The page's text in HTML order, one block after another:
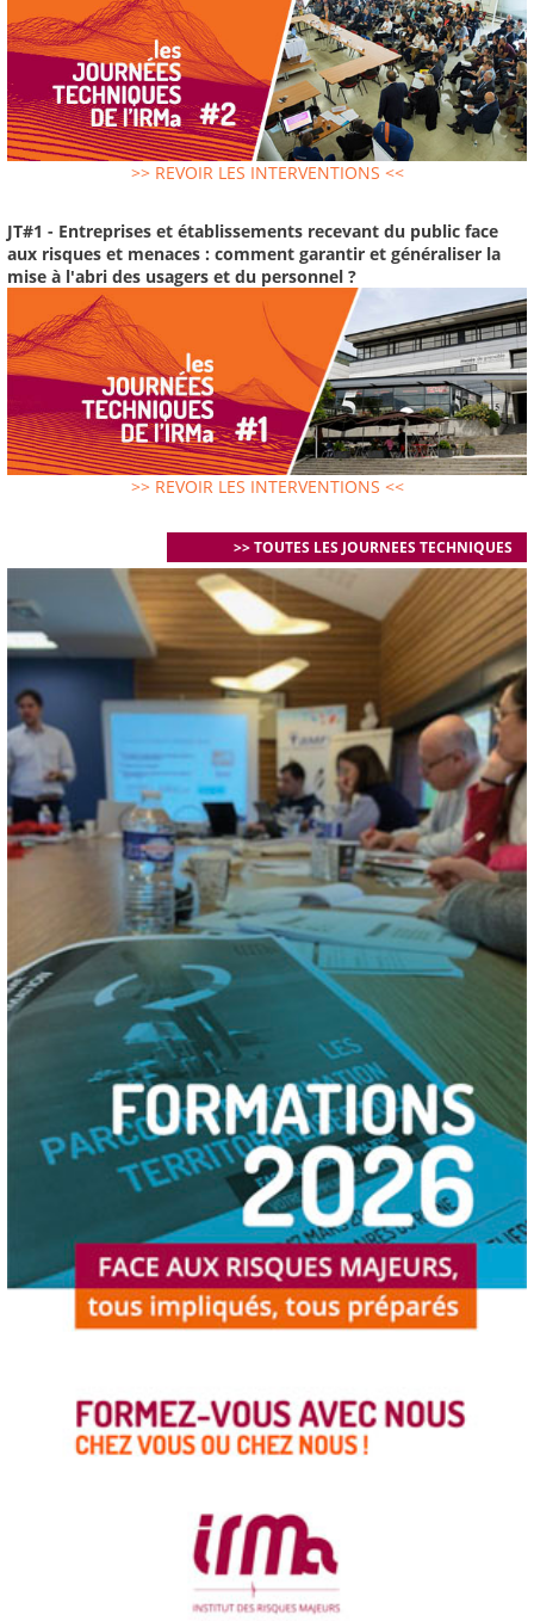
>> REVOIR LES INTERVENTIONS <<
JT#1 - Entreprises et établissements recevant du public face
aux risques et menaces : comment garantir et généraliser la
mise à l'abri des usagers et du personnel ?
>> REVOIR LES INTERVENTIONS <<
>> TOUTES LES JOURNEES TECHNIQUES